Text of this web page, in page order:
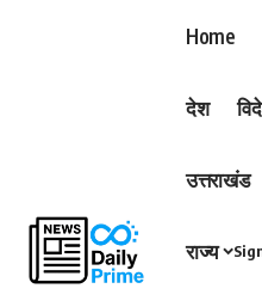
Home
देश
उत्तराखंड
राज्य